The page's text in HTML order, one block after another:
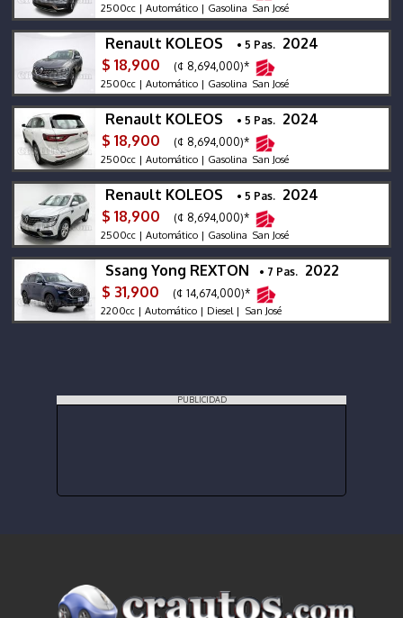
2500cc | Automático | Gasolina San José
Renault KOLEOS • 5 Pas. 2024
$ 18,900
(¢ 8,694,000)*
2500cc | Automático | Gasolina San José
Renault KOLEOS • 5 Pas. 2024
$ 18,900
(¢ 8,694,000)*
2500cc | Automático | Gasolina San José
Renault KOLEOS • 5 Pas. 2024
$ 18,900
(¢ 8,694,000)*
2500cc | Automático | Gasolina San José
Ssang Yong REXTON • 7 Pas. 2022
$ 31,900
(¢ 14,674,000)*
2200cc | Automático | Diesel | San José
PUBLICIDAD